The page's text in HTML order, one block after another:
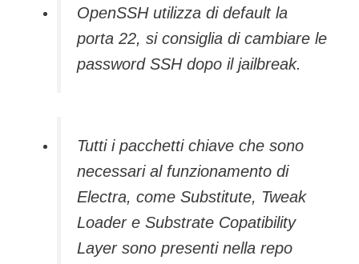
OpenSSH utilizza di default la
porta 22, si consiglia di cambiare le
password SSH dopo il jailbreak.
Tutti i pacchetti chiave che sono
necessari al funzionamento di
Electra, come Substitute, Tweak
Loader e Substrate Copatibility
Layer sono presenti nella repo